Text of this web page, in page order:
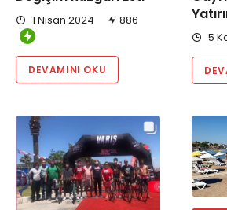
1 Nisan 2024 886
DEVAMINI OKU
5